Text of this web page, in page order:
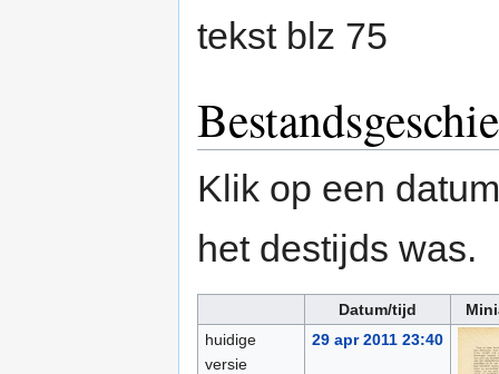
tekst blz 75
Klik op een
het destijds was.
Datum/tijd
huidige
versie
29 apr 2011 23:40